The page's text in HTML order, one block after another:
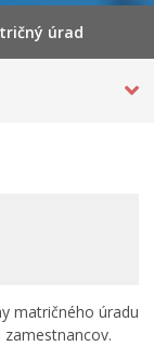
úrad
matričného úradu